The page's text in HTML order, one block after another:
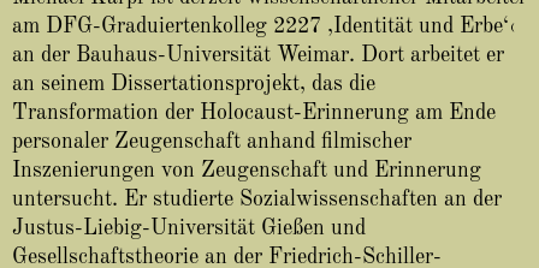
About
am DFG-Graduiertenkolleg 2227 ‚Identität und Erbe‘‹
an der Bauhaus-Universität Weimar. Dort arbeitet er
an seinem Dissertationsprojekt, das die
Transformation der Holocaust-Erinnerung am Ende
personaler Zeugenschaft anhand filmischer
Inszenierungen von Zeugenschaft und Erinnerung
untersucht. Er studierte Sozialwissenschaften an der
Justus-Liebig-Universität Gießen und
Gesellschaftstheorie an der Friedrich-Schiller-